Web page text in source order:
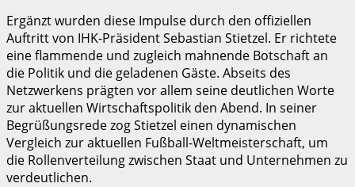
Ergänzt wurden diese Impulse durch den offiziellen
Auftritt von IHK-Präsident Sebastian Stietzel. Er richtete
eine flammende und zugleich mahnende Botschaft an
die Politik und die geladenen Gäste. Abseits des
Netzwerkens prägten vor allem seine deutlichen Worte
zur aktuellen Wirtschaftspolitik den Abend. In seiner
Begrüßungsrede zog Stietzel einen dynamischen
Vergleich zur aktuellen Fußball-Weltmeisterschaft, um
die Rollenverteilung zwischen Staat und Unternehmen zu
verdeutlichen.